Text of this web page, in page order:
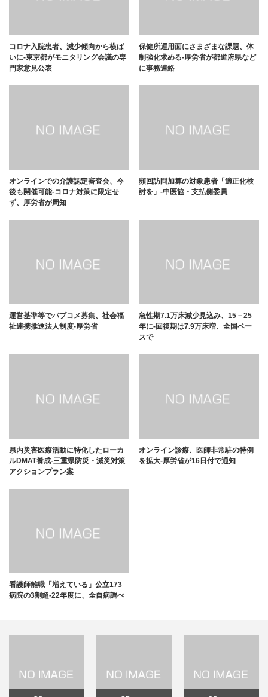
コロナ入院患者、減少傾向から横ば
いに-東京都がモニタリング会議の専
門家意見公表
保健所運用面にさまざまな課題、体
制強化求める-厚労省が都道府県など
に事務連絡
オンラインでの介護認定審査会、今
後も開催可能-コロナ対策に限定せ
ず、厚労省が周知
頻回訪問加算の対象患者「適正化検
討を」-中医協・支払側委員
運営基準等でパブコメ募集、社会福
祉連携推進法人制度-厚労省
急性期7.1万床減少見込み、15－25
年に-回復期は7.9万床増、全国ベー
スで
県内災害医療活動に特化したローカ
ルDMAT養成-三重県防災・減災対策
アクションプラン案
オンライン診療、医師非常駐の特例
を拡大-厚労省が16日付で通知
看護師離職「増えている」公立173
病院の3割超-22年度に、全自病調べ